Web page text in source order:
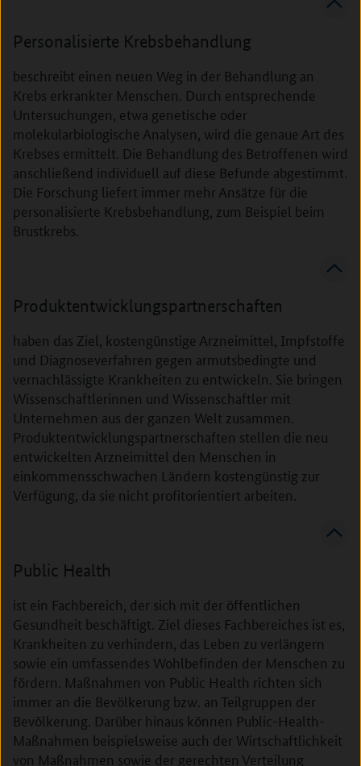
Personalisierte Krebsbehandlung
beschreibt einen neuen Weg in der Behandlung an
Krebs erkrankter Menschen. Durch entsprechende
Untersuchungen, etwa genetische oder
molekularbiologische Analysen, wird die genaue Art des
Krebses ermittelt. Die Behandlung des Betroffenen wird
anschließend individuell auf diese Befunde abgestimmt.
Die Forschung liefert immer mehr Ansätze für die
personalisierte Krebsbehandlung, zum Beispiel beim
Brustkrebs.
Produktentwicklungspartnerschaften
haben das Ziel, kostengünstige Arzneimittel, Impfstoffe
und Diagnoseverfahren gegen armutsbedingte und
vernachlässigte Krankheiten zu entwickeln. Sie bringen
Wissenschaftlerinnen und Wissenschaftler mit
Unternehmen aus der ganzen Welt zusammen.
Produktentwicklungspartnerschaften stellen die neu
entwickelten Arzneimittel den Menschen in
einkommensschwachen Ländern kostengünstig zur
Verfügung, da sie nicht profitorientiert arbeiten.
Public Health
ist ein Fachbereich, der sich mit der öffentlichen
Gesundheit beschäftigt. Ziel dieses Fachbereiches ist es,
Krankheiten zu verhindern, das Leben zu verlängern
sowie ein umfassendes Wohlbefinden der Menschen zu
fördern. Maßnahmen von Public Health richten sich
immer an die Bevölkerung bzw. an Teilgruppen der
Bevölkerung. Darüber hinaus können Public-Health-
Maßnahmen beispielsweise auch der Wirtschaftlichkeit
von Maßnahmen sowie der gerechten Verteilung